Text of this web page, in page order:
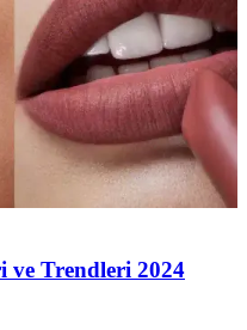
ve Trendleri 2024